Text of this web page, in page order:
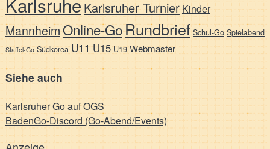
Karlsruher TurnierKinder
MannheimOnline-GoRundbrief Schul-Go Spielabend
Staffel-Go Südkorea U11 U15 U19 Webmaster
Siehe auch
Karlsruher Goauf OGS
BadenGo-Discord (Go-Abend/Events)